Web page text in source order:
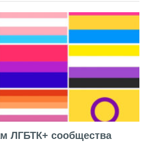
ЛГБТК+ сообщества